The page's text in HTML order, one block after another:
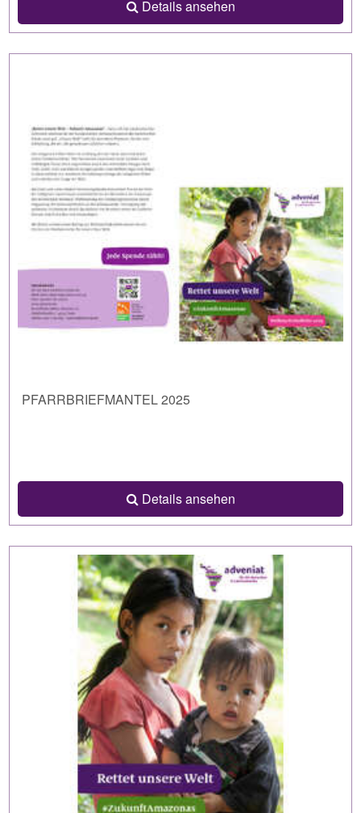
Details ansehen
PFARRBRIEFMANTEL 2025
Details ansehen